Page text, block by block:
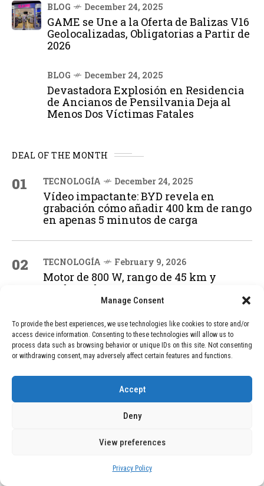
Manage Consent
To provide the best experiences, we use technologies like cookies to store and/or
access device information. Consenting to these technologies will allow us to
process data such as browsing behavior or unique IDs on this site. Not consenting
or withdrawing consent, may adversely affect certain features and functions.
Accept
Deny
View preferences
Privacy Policy
BLOG December 24, 2025
GAME se Une a la Oferta de Balizas V16
Geolocalizadas, Obligatorias a Partir de
2026
BLOG December 24, 2025
Devastadora Explosión en Residencia
de Ancianos de Pensilvania Deja al
Menos Dos Víctimas Fatales
DEAL OF THE MONTH
01 TECNOLOGÍA December 24, 2025
Vídeo impactante: BYD revela en
grabación cómo añadir 400 km de rango
en apenas 5 minutos de carga
02 TECNOLOGÍA February 9, 2026
Motor de 800 W, rango de 45 km y
ruedas todo terreno: este scooter cuesta
solo 300 euros y representa una
03 BLOG December 24, 2025
Devastadora Explosión en Residencia
de Ancianos de Pensilvania Deja al
Menos Dos Víctimas Fatales